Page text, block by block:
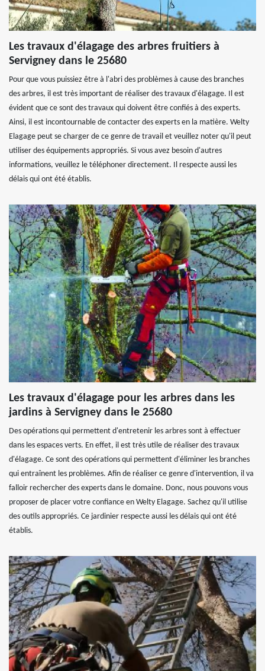
Les travaux d'élagage des arbres fruitiers à
Servigney dans le 25680
Pour que vous puissiez être à l'abri des problèmes à cause des branches
des arbres, il est très important de réaliser des travaux d'élagage. Il est
évident que ce sont des travaux qui doivent être confiés à des experts.
Ainsi, il est incontournable de contacter des experts en la matière. Welty
Elagage peut se charger de ce genre de travail et veuillez noter qu'il peut
utiliser des équipements appropriés. Si vous avez besoin d'autres
informations, veuillez le téléphoner directement. Il respecte aussi les
délais qui ont été établis.
Les travaux d'élagage pour les arbres dans les
jardins à Servigney dans le 25680
Des opérations qui permettent d'entretenir les arbres sont à effectuer
dans les espaces verts. En effet, il est très utile de réaliser des travaux
d'élagage. Ce sont des opérations qui permettent d'éliminer les branches
qui entraînent les problèmes. Afin de réaliser ce genre d'intervention, il va
falloir rechercher des experts dans le domaine. Donc, nous pouvons vous
proposer de placer votre confiance en Welty Elagage. Sachez qu'il utilise
des outils appropriés. Ce jardinier respecte aussi les délais qui ont été
établis.